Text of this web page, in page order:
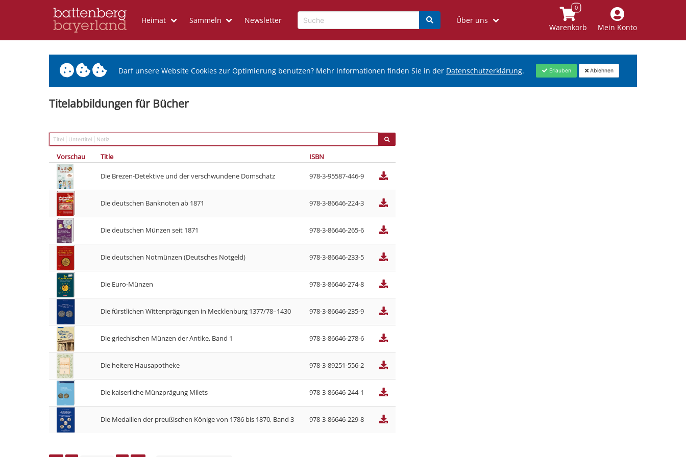
Heimat Sammeln Newsletter Über uns
Warenkorb Mein Konto
Darf unsere Website Cookies zur Optimierung benutzen? Mehr Informationen finden Sie in der Datenschutzerklärung. Erlauben Ablehnen
Titelabbildungen für Bücher
Vorschau Title ISBN
Die Brezen-Detektive und der verschwundene Domschatz 978-3-95587-446-9
Die deutschen Banknoten ab 1871 978-3-86646-224-3
Die deutschen Münzen seit 1871 978-3-86646-265-6
Die deutschen Notmünzen (Deutsches Notgeld) 978-3-86646-233-5
Die Euro-Münzen 978-3-86646-274-8
Die fürstlichen Wittenprägungen in Mecklenburg 1377/78–1430 978-3-86646-235-9
Die griechischen Münzen der Antike, Band 1 978-3-86646-278-6
Die heitere Hausapotheke 978-3-89251-556-2
Die kaiserliche Münzprägung Milets 978-3-86646-244-1
Die Medaillen der preußischen Könige von 1786 bis 1870, Band 3 978-3-86646-229-8